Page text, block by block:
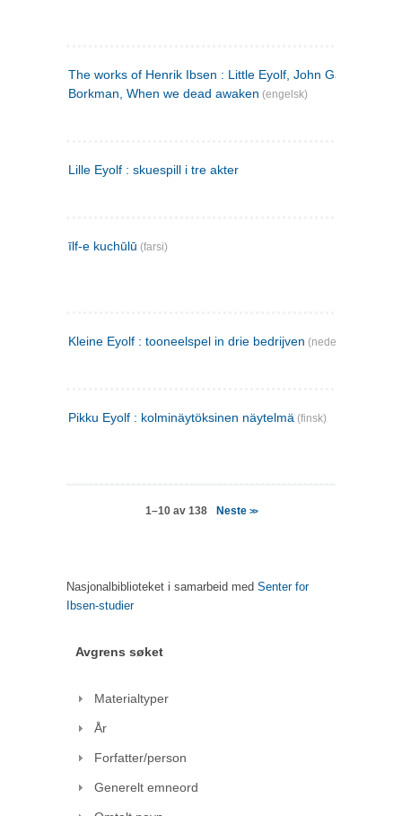
The works of Henrik Ibsen : Little Eyolf, John Gabriel
Borkman, When we dead awaken (engelsk)
Lille Eyolf : skuespill i tre akter
īlf-e kuchūlū (farsi)
Kleine Eyolf : tooneelspel in drie bedrijven (nederlandsk)
Pikku Eyolf : kolminäytöksinen näytelmä (finsk)
1–10 av 138 Neste >>
Nasjonalbiblioteket i samarbeid med Senter for
Ibsen-studier
Avgrens søket
Materialtyper
År
Forfatter/person
Generelt emneord